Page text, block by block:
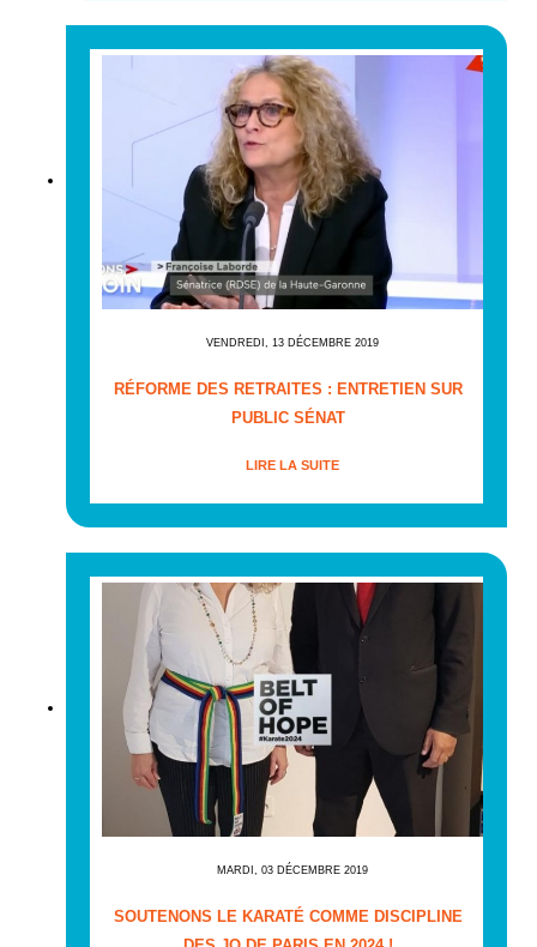
VENDREDI, 13 DÉCEMBRE 2019
RÉFORME DES RETRAITES : ENTRETIEN SUR
PUBLIC SÉNAT
LIRE LA SUITE
MARDI, 03 DÉCEMBRE 2019
SOUTENONS LE KARATÉ COMME DISCIPLINE